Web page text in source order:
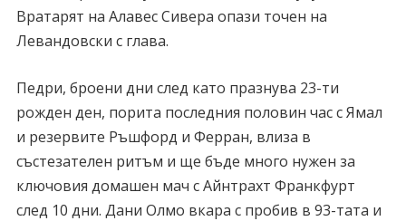
Вратарят на Алавес Сивера опази точен на
Левандовски с глава.
Педри, броени дни след като празнува 23-ти
рожден ден, порита последния половин час с Ямал
и резервите Ръшфорд и Ферран, влиза в
състезателен ритъм и ще бъде много нужен за
ключовия домашен мач с Айнтрахт Франкфурт
след 10 дни. Дани Олмо вкара с пробив в 93-тата и